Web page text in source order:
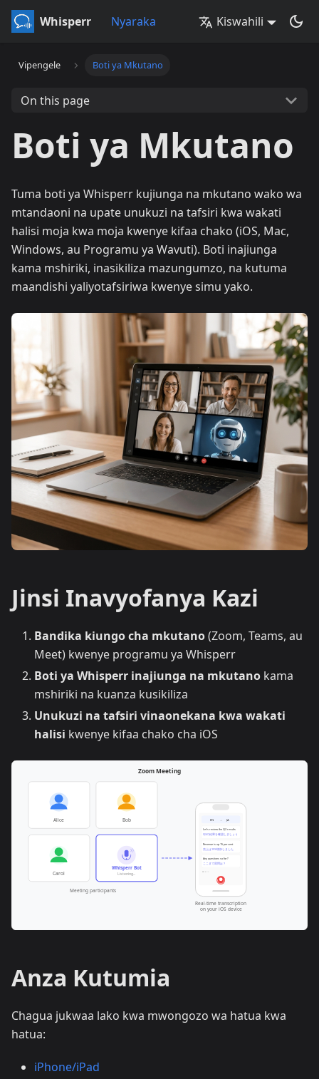
Whisperr Nyaraka Kiswahili
Vipengele Boti ya Mkutano
On this page
Boti ya Mkutano
Tuma boti ya Whisperr kujiunga na mkutano wako wa
mtandaoni na upate unukuzi na tafsiri kwa wakati
halisi moja kwa moja kwenye kifaa chako (iOS, Mac,
Windows, au Programu ya Wavuti). Boti inajiunga
kama mshiriki, inasikiliza mazungumzo, na kutuma
maandishi yaliyotafsiriwa kwenye simu yako.
Jinsi Inavyofanya Kazi
Bandika kiungo cha mkutano(Zoom, Teams, au
Meet) kwenye programu ya Whisperr
Boti ya Whisperr inajiunga na mkutano kama
mshiriki na kuanza kusikiliza
Unukuzi na tafsiri vinaonekana kwa wakati
halisi kwenye kifaa chako cha iOS
Anza Kutumia
Chagua jukwaa lako kwa mwongozo wa hatua kwa
hatua:
iPhone/iPad